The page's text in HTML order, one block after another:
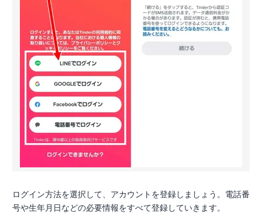
ログイン方法を選択して、アカウントを登録しましょう。電話番
号や生年月日などの必要情報をすべて登録していきます。